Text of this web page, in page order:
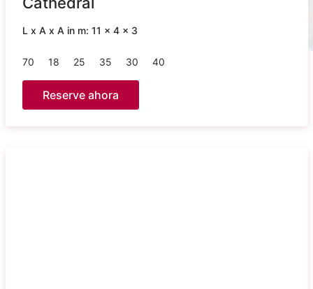
L x A x A in m: 11 x 4 x 3
70 18 25 35 30 40
Reserve ahora